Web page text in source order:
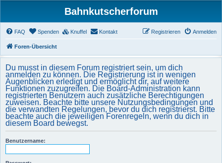
Bahnkutscherforum
FAQ Spenden Knuffel Kontakt Anmelden
Registrieren
Foren-Übersicht
Du musst in diesem Forum registriert sein, um dich
anmelden zu können. Die Registrierung ist in wenigen
Augenblicken erledigt und ermöglicht dir, auf weitere
Funktionen zuzugreifen. Die Board-Administration kann
registrierten Benutzern auch zusätzliche Berechtigungen
zuweisen. Beachte bitte unsere Nutzungsbedingungen und
die verwandten Regelungen, bevor du dich registrierst. Bitte
beachte auch die jeweiligen Forenregeln, wenn du dich in
diesem Board bewegst.
Benutzername: